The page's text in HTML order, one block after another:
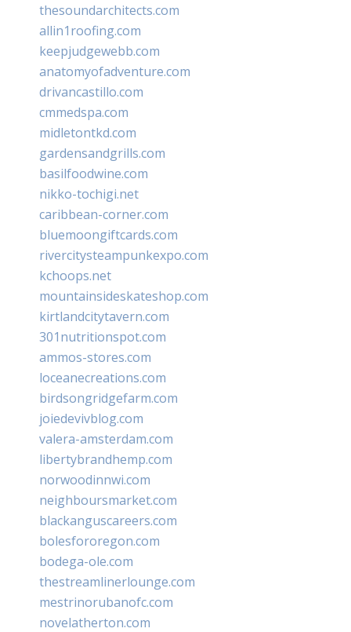
thesoundarchitects.com
allin1roofing.com
keepjudgewebb.com
anatomyofadventure.com
drivancastillo.com
cmmedspa.com
midletontkd.com
gardensandgrills.com
basilfoodwine.com
nikko-tochigi.net
caribbean-corner.com
bluemoongiftcards.com
rivercitysteampunkexpo.com
kchoops.net
mountainsideskateshop.com
kirtlandcitytavern.com
301nutritionspot.com
ammos-stores.com
loceanecreations.com
birdsongridgefarm.com
joiedevivblog.com
valera-amsterdam.com
libertybrandhemp.com
norwoodinnwi.com
neighboursmarket.com
blackanguscareers.com
bolesfororegon.com
bodega-ole.com
thestreamlinerlounge.com
mestrinorubanofc.com
novelatherton.com